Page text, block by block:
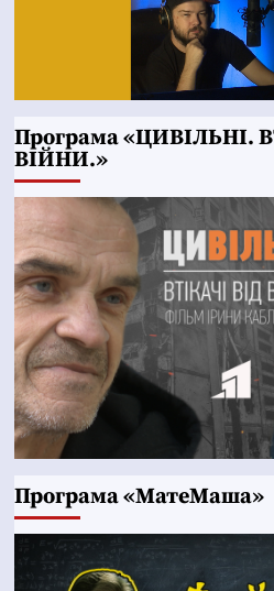
Програма «ЦИВІЛЬНІ.
ВІЙНИ.»
Програма «МатеМаша»